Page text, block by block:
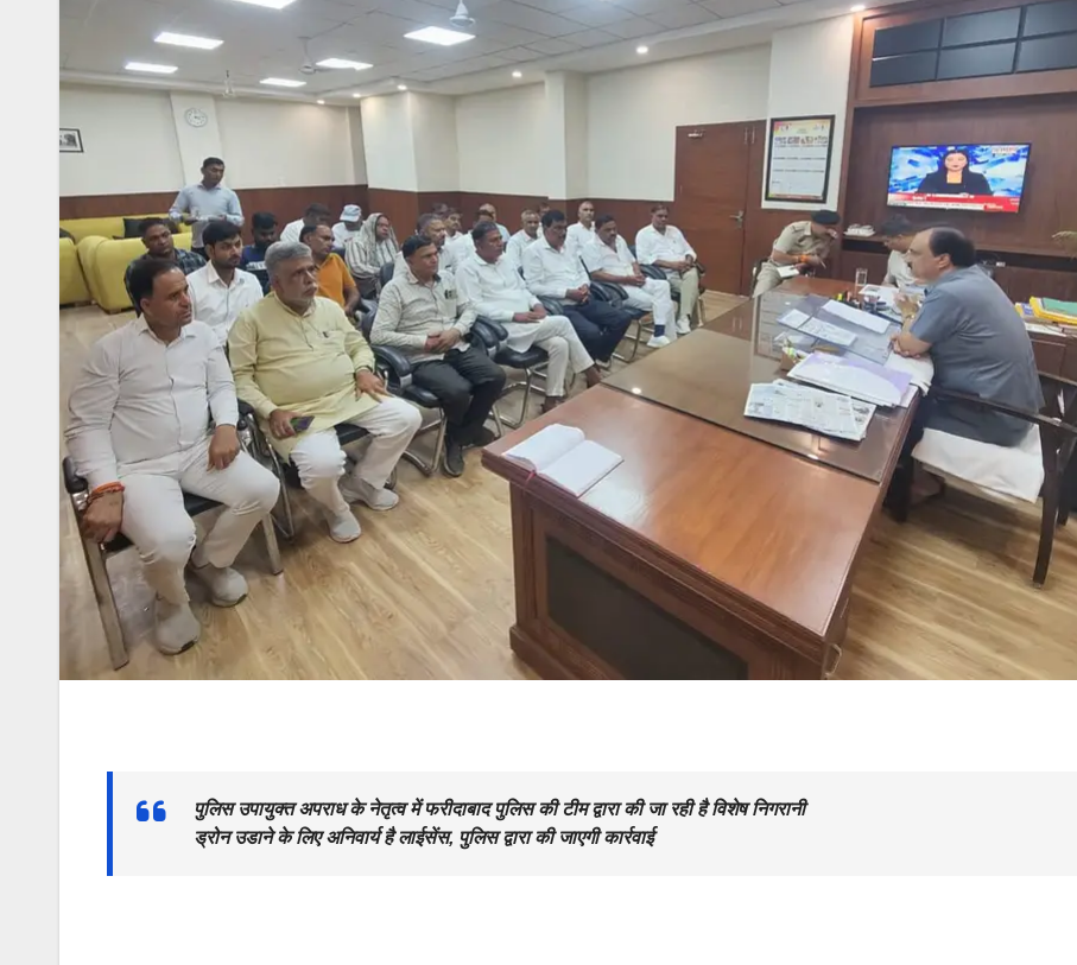
पुलिस उपायुक्त अपराध के नेतृत्व में फरीदाबाद पुलिस की टीम द्वारा की जा रही है विशेष निगरानी
ड्रोन उडाने के लिए अनिवार्य है लाईसेंस, पुलिस द्वारा की जाएगी कार्रवाई